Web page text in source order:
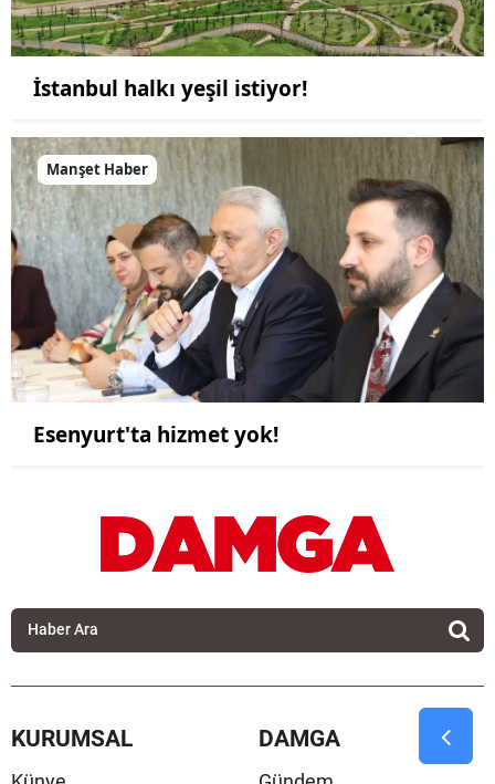
İstanbul halkı yeşil istiyor!
Manşet Haber
Esenyurt'ta hizmet yok!
KURUMSAL DAMGA